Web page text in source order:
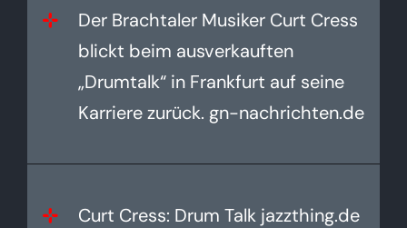
Der Brachtaler Musiker Curt Cress
blickt beim ausverkauften
„Drumtalk“ in Frankfurt auf seine
Karriere zurück. gn-nachrichten.de
Curt Cress: Drum Talk jazzthing.de